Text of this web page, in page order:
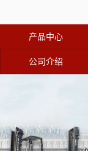
产品中心
公司介绍